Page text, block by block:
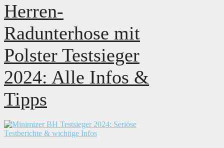
Herren-
Radunterhose mit
Polster Testsieger
2024: Alle Infos &
Tipps